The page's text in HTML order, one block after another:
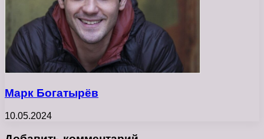
Марк Богатырёв
10.05.2024